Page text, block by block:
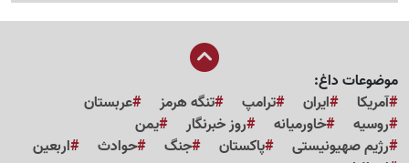
موضوعات داغ:
آمریکا
ایران ترامپ تنگه هرمز
عربستان
روسیه
خاورمیانه روز خبرنگار
یمن
رژیم صهیونیستی
پاکستان جنگ حوادث
اربعین